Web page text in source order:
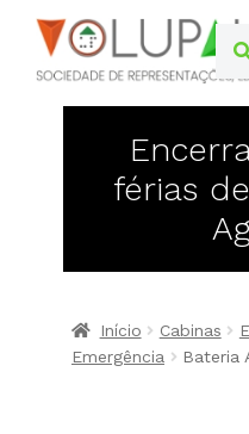
férias
Início Cabinas
Emergência
Bateria